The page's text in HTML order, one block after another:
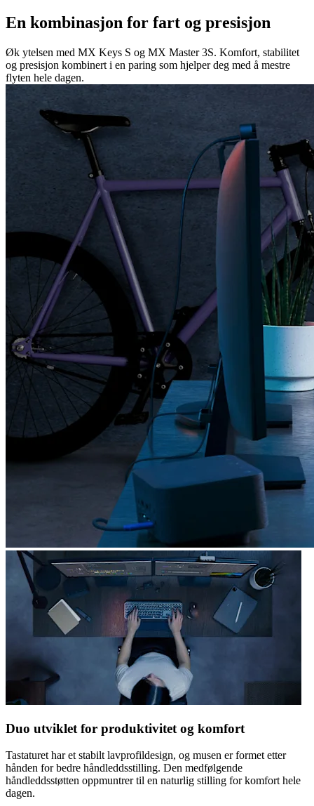
En kombinasjon for fart og presisjon
Øk ytelsen med MX Keys S og MX Master 3S. Komfort, stabilitet
og presisjon kombinert i en paring som hjelper deg med å mestre
flyten hele dagen.
Duo utviklet for produktivitet og komfort
Tastaturet har et stabilt lavprofildesign, og musen er formet etter
hånden for bedre håndleddsstilling. Den medfølgende
håndleddsstøtten oppmuntrer til en naturlig stilling for komfort hele
dagen.